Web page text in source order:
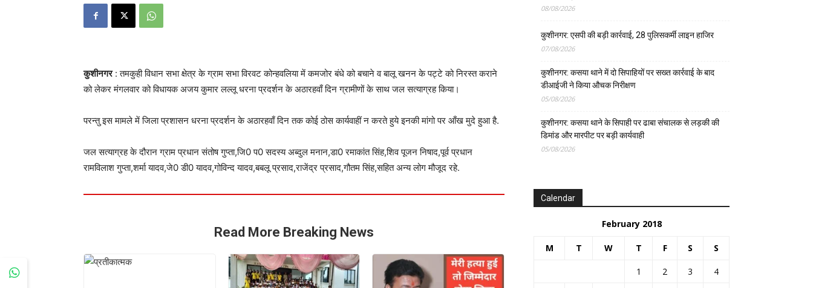
कुशीनगर: तमकुही विधान सभा क्षेत्र के ग्राम सभा विरवट कोन्हवलिया में कमजोर बंधे को बचाने व बालू खनन के पट्टे को निरस्त कराने
को लेकर मंगलवार को विधायक अजय कुमार लल्लू धरना प्रदर्शन के अठारहवाँ दिन ग्रामीणों के साथ जल सत्याग्रह किया।
परन्तु इस मामले में जिला प्रशासन धरना प्रदर्शन के अठारहवाँ दिन तक कोई ठोस कार्यवाहीं न करते हुये इनकी मांगो पर आँख मुदे हुआ है.
जल सत्याग्रह के दौरान ग्राम प्रधान संतोष गुप्ता,जि0 प0 सदस्य अब्दुल मनान,डा0 रमाकांत सिंह,शिव पूजन निषाद,पूर्व प्रधान
रामविलाश गुप्ता,शर्मा यादव,जे0 डी0 यादव,गोविन्द यादव,बबलू प्रसाद,राजेंद्र प्रसाद,गौतम सिंह,सहित अन्य लोग मौजूद रहे.
Read More Breaking News
08/08/2026
कुशीनगर: एसपी की बड़ी कार्रवाई, 28 पुलिसकर्मी लाइन हाजिर
07/08/2026
कुशीनगर: कसया थाने में दो सिपाहियों पर सख्त कार्रवाई के बाद
डीआईजी ने किया औचक निरीक्षण
05/08/2026
कुशीनगर: कसया थाने के सिपाही पर ढाबा संचालक से लड़की की
डिमांड और मारपीट पर बड़ी कार्यवाही
05/08/2026
Calendar
February 2018
M T W T F S S
1 2 3
4